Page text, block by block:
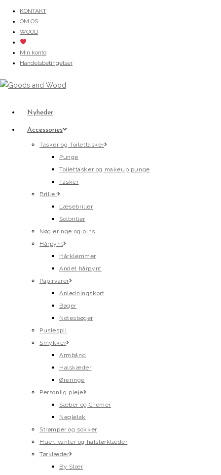
content
KONTAKT
OM OS
WOOD
Min konto
Handelsbetingelser
Nyheder
Accessories
Tasker og Toilettasker
Punge
Toilettasker og makeup punge
Tasker
Briller
Læsebriller
Solbriller
Nøgleringe og pins
Hårpynt
Hårklemmer
Andet hårpynt
Papirvarer
Anledningskort
Bøger
Notesbøger
Puslespil
Smykker
Armbånd
Halskæder
Øreringe
Personlig pleje
Sæber og Cremer
Neglelak
Strømper og sokker
Huer, vanter og halstørklæder
Tørklæder
By Stær